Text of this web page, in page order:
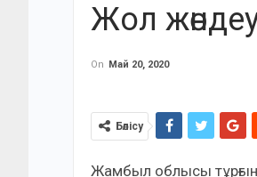
Жол
On Май 20, 2020
Бөлісу
Жамбыл облысы